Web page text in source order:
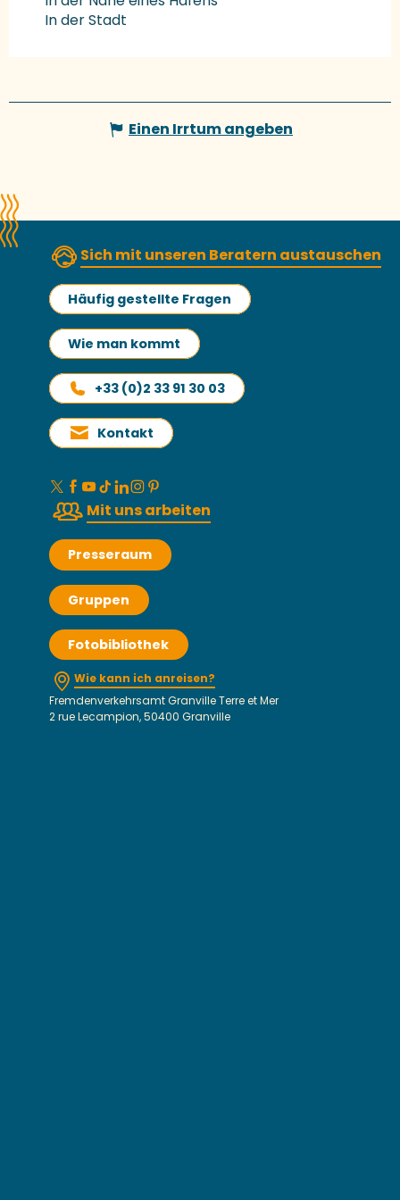
In der Stadt
Einen Irrtum angeben
Sich mit unseren Beratern austauschen
Häufig gestellte Fragen
Wie man kommt
+33 (0)2 33 91 30 03
Kontakt
Mit uns arbeiten
Presseraum
Gruppen
Fotobibliothek
Wie kann ich anreisen?
Fremdenverkehrsamt Granville Terre et Mer
2 rue Lecampion, 50400 Granville